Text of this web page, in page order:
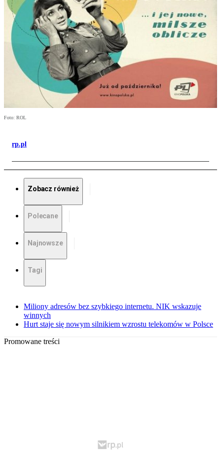
Foto: ROL
rp.pl
Zobacz również
Polecane
Najnowsze
Tagi
Miliony adresów bez szybkiego internetu. NIK wskazuje
winnych
Hurt staje się nowym silnikiem wzrostu telekomów w Polsce
Promowane treści